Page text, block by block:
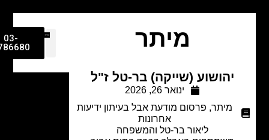
מיתר
יהושוע (שייקה) בר-טל ז"ל
ינואר 26, 2026
מיתר,
פרסום מודעת אבל בעיתון ידיעות
אחרונות
ליאור בר-טל והמשפחה
03-
9786680